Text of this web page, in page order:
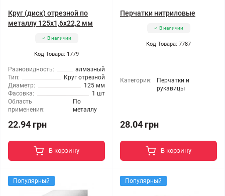
Круг (диск) отрезной по
металлу 125x1,6x22,2 мм
В наличии
Код Товара: 1779
Разновидность:
алмазный
Тип:
Круг отрезной
Диаметр:
125 мм
Фасовка:
1 шт
Область
применения:
По
металлу
22.94 грн
В корзину
Перчатки нитриловые
В наличии
Код Товара: 7787
Категория:
Перчатки и
рукавицы
28.04 грн
В корзину
Популярный Популярный